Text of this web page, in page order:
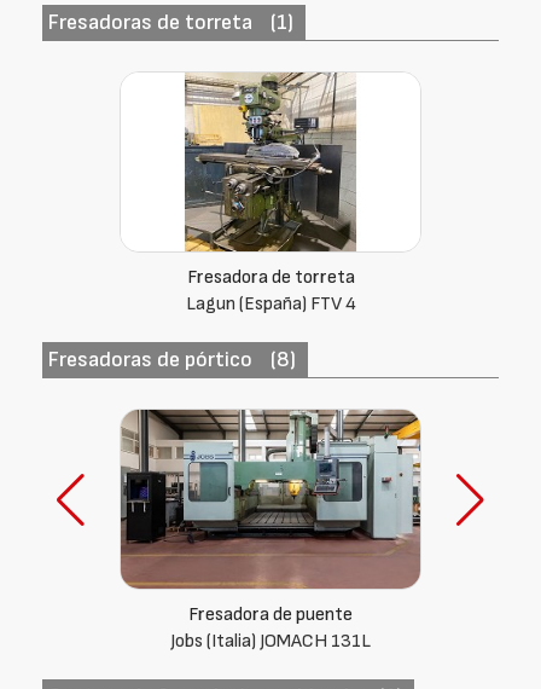
Fresadoras de torreta (1)
Fresadora de torreta
Lagun (España) FTV 4
Fresadoras de pórtico (8)
Fresadora de puente
Nicolás Correa (España) EURO 2000